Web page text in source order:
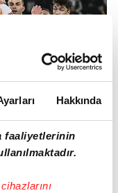
Hakkında
faaliyetlerinin
olan Eldor
çok göze